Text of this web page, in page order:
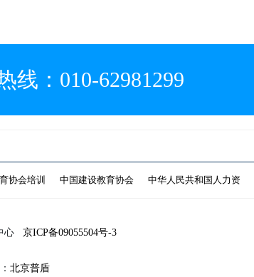
线：010-62981299
协会培训 中国建设教育协会 中华人民共和国人力资
心 京ICP备09055504号-3
北京普盾